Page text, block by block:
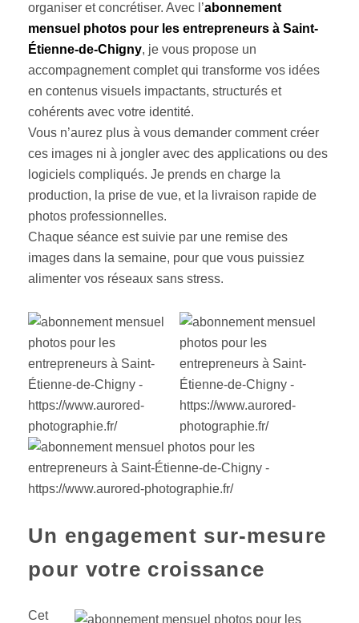
organiser et concrétiser. Avec l’abonnement
mensuel photos pour les entrepreneurs à Saint-
Étienne-de-Chigny, je vous propose un
accompagnement complet qui transforme vos idées
en contenus visuels impactants, structurés et
cohérents avec votre identité.
Vous n’aurez plus à vous demander comment créer
ces images ni à jongler avec des applications ou des
logiciels compliqués. Je prends en charge la
production, la prise de vue, et la livraison rapide de
photos professionnelles.
Chaque séance est suivie par une remise des
images dans la semaine, pour que vous puissiez
alimenter vos réseaux sans stress.
Un engagement sur-mesure
pour votre croissance
Cet